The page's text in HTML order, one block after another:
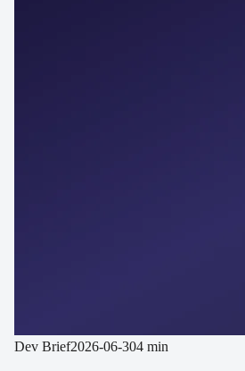
Dev Brief2026-06-304 min